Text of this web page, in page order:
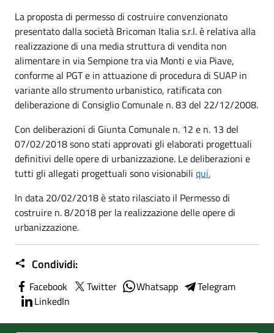
La proposta di permesso di costruire convenzionato
presentato dalla società Bricoman Italia s.r.l. è relativa alla
realizzazione di una media struttura di vendita non
alimentare in via Sempione tra via Monti e via Piave,
conforme al PGT e in attuazione di procedura di SUAP in
variante allo strumento urbanistico, ratificata con
deliberazione di Consiglio Comunale n. 83 del 22/12/2008.
Con deliberazioni di Giunta Comunale n. 12 e n. 13 del
07/02/2018 sono stati approvati gli elaborati progettuali
definitivi delle opere di urbanizzazione. Le deliberazioni e
tutti gli allegati progettuali sono visionabili qui.
In data 20/02/2018 è stato rilasciato il Permesso di
costruire n. 8/2018 per la realizzazione delle opere di
urbanizzazione.
Condividi:
Facebook Twitter Whatsapp
Telegram
LinkedIn